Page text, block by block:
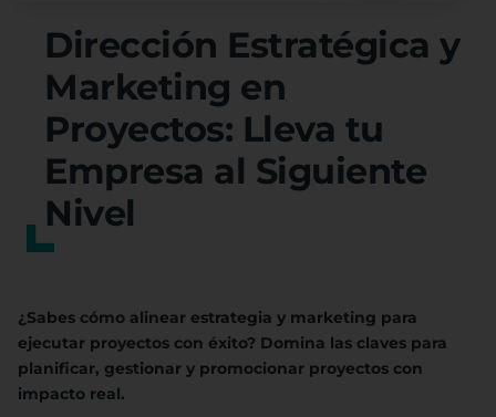
Dirección Estratégica y
Marketing en
Proyectos: Lleva tu
Empresa al Siguiente
Nivel
¿Sabes cómo alinear estrategia y marketing para
ejecutar proyectos con éxito? Domina las claves para
planificar, gestionar y promocionar proyectos con
impacto real.